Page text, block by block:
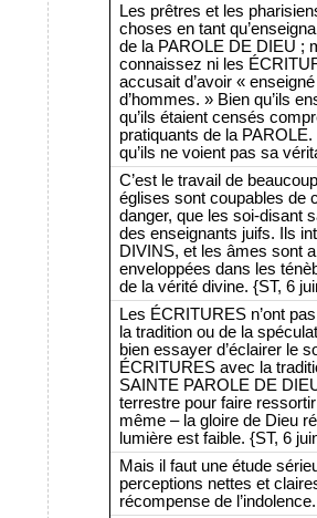
Les prêtres et les
choses en tant
de la PAROLE DE DIEU ;
connaissez ni les
accusait d’avoir «
d’hommes. » Bien qu’ils
qu’ils étaient censés
pratiquants de la
qu’ils ne voient pas sa
C’est le travail de
églises sont coupables de
danger, que les soi-disant
des enseignants juifs. Ils
DIVINS, et les âmes sont
enveloppées dans les
de la vérité divine. {ST, 6
Les ÉCRITURES n’ont
la tradition ou de la
bien essayer d’éclairer le
ÉCRITURES avec la
SAINTE PAROLE DE
terrestre pour faire
même – la gloire de Dieu
lumière est faible. {ST, 6
Mais il faut une étude
perceptions nettes et
récompense de